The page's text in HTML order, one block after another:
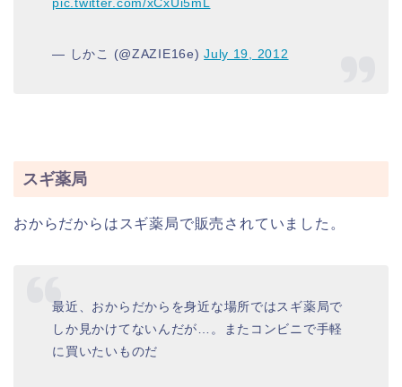
— しかこ (@ZAZIE16e)July 19, 2012
スギ薬局
おからだからはスギ薬局で販売されていました。
最近、おからだからを身近な場所ではスギ薬局で
しか見かけてないんだが…。またコンビニで手軽
に買いたいものだ